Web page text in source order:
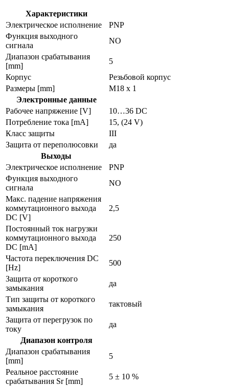
Характеристики
Электрическое исполнение
PNP
Функция выходного
сигнала
NO
Диапазон срабатывания
[mm]
5
Корпус
Резьбовой корпус
Размеры [mm]
M18 x 1
Электронные данные
Рабочее напряжение [V]
10…36 DC
Потребление тока [mA]
15, (24 V)
Класс защиты
III
Защита от переполюсовки
да
Выходы
Электрическое исполнение
PNP
Функция выходного
сигнала
NO
Макс. падение напряжения
коммутационного выхода
DC [V]
2,5
Постоянный ток нагрузки
коммутационного выхода
DC [mA]
250
Частота переключения DC
[Hz]
500
Защита от короткого
замыкания
да
Тип защиты от короткого
замыкания
тактовый
Защита от перегрузок по
току
да
Диапазон контроля
Диапазон срабатывания
[mm]
5
Реальное расстояние
срабатывания Sr [mm]
5 ± 10 %